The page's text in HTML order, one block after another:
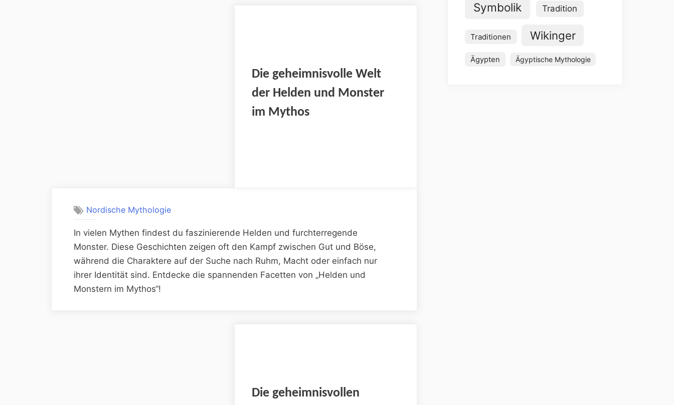
Die geheimnisvolle Welt
der Helden und Monster
im Mythos
Nordische Mythologie
In vielen Mythen findest du faszinierende Helden und furchterregende
Monster. Diese Geschichten zeigen oft den Kampf zwischen Gut und Böse,
während die Charaktere auf der Suche nach Ruhm, Macht oder einfach nur
ihrer Identität sind. Entdecke die spannenden Facetten von „Helden und
Monstern im Mythos“!
Die geheimnisvollen
Symbolik Tradition
Traditionen Wikinger
Ägypten Ägyptische Mythologie